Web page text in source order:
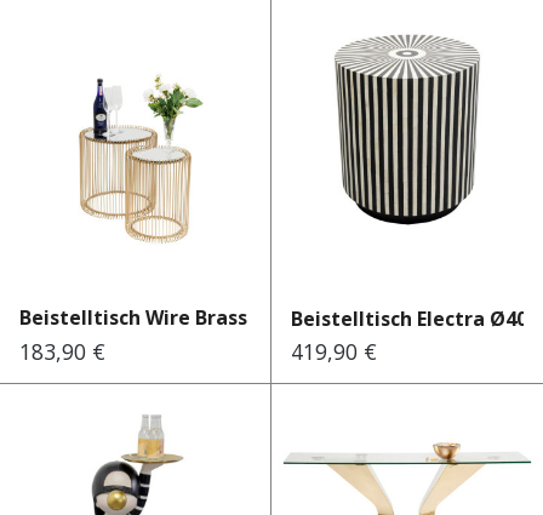
Beistelltisch Wire Brass (2...
Regulärer Preis:
183,90 €
Beistelltisch Electra
Regulärer Preis:
419,90 €